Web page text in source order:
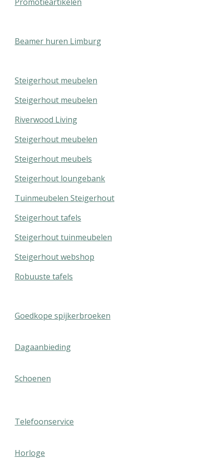
Beamer huren Limburg
Steigerhout meubelen
Steigerhout meubelen
Riverwood Living
Steigerhout meubelen
Steigerhout meubels
Steigerhout loungebank
Tuinmeubelen Steigerhout
Steigerhout tafels
Steigerhout tuinmeubelen
Steigerhout webshop
Robuuste tafels
Goedkope spijkerbroeken
Dagaanbieding
Schoenen
Telefoonservice
Horloge